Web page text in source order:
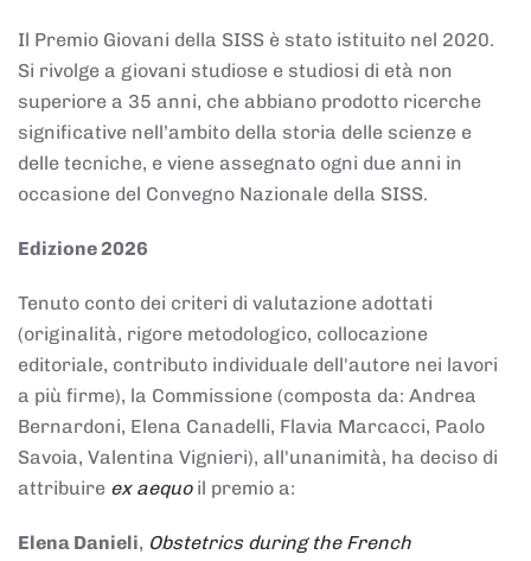
Il Premio Giovani della SISS è stato istituito nel 2020.
Si rivolge a giovani studiose e studiosi di età non
superiore a 35 anni, che abbiano prodotto ricerche
significative nell’ambito della storia delle scienze e
delle tecniche, e viene assegnato ogni due anni in
occasione del Convegno Nazionale della SISS.
Edizione 2026
Tenuto conto dei criteri di valutazione adottati
(originalità, rigore metodologico, collocazione
editoriale, contributo individuale dell'autore nei lavori
a più firme), la Commissione (composta da: Andrea
Bernardoni, Elena Canadelli, Flavia Marcacci, Paolo
Savoia, Valentina Vignieri), all'unanimità, ha deciso di
attribuire ex aequoil premio a:
Elena Danieli, Obstetrics during the French